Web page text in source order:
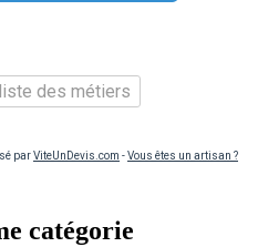
des métiers
parViteUnDevis.com -Vous êtes un artisan ?
catégorie